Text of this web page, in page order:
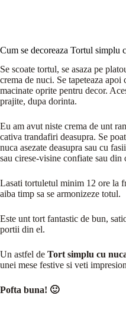
Cum se decoreaza Tortul simplu
Se scoate tortul, se asaza pe
crema de nuci. Se tapeteaza apoi
macinate oprite pentru decor.
prajite, dupa dorinta.
Eu am avut niste crema de unt
cativa trandafiri deasupra. Se
nuca asezate deasupra sau cu
sau cirese-visine confiate sau
Lasati tortuletul minim 12 ore la
aiba timp sa se armonizeze totul.
Este unt tort fantastic de bun,
portii din el.
Un astfel de Tort simplu cu
unei mese festive si veti
Pofta buna! 🙂